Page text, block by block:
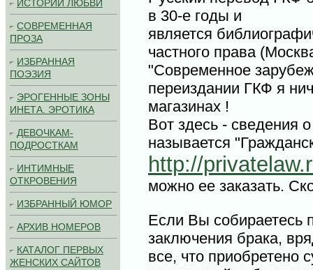
ИСТОРИИ ЛЮБВИ
СОВРЕМЕННАЯ
ПРОЗА
ИЗБРАННАЯ
ПОЭЗИЯ
ЭРОГЕННЫЕ ЗОНЫ
ИНЕТА. ЭРОТИКА
ДЕВОЧКАМ-
ПОДРОСТКАМ
ИНТИМНЫЕ
ОТКРОВЕНИЯ
ИЗБРАННЫЙ ЮМОР
АРХИВ НОМЕРОВ
КАТАЛОГ ПЕРВЫХ
ЖЕНСКИХ САЙТОВ
в 30-е годы и
является
частного права
"Современное
переиздании ГКФ я
магазинах !
Вот здесь - сведения
называется
http://
можно ее заказать.
Если Вы собираетесь
заключения брака,
все, что приобретено